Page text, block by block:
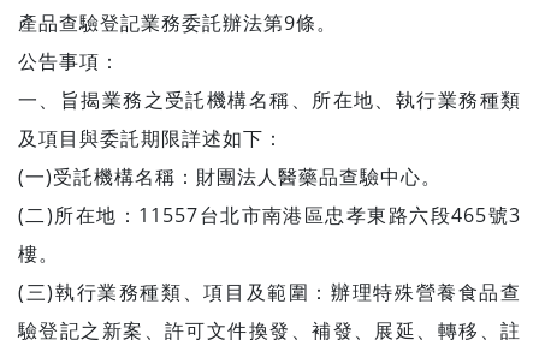
產品查驗登記業務委託辦法第9條。
公告事項：
一、旨揭業務之受託機構名稱、所在地、執行業務種類
及項目與委託期限詳述如下：
(一)受託機構名稱：財團法人醫藥品查驗中心。
(二)所在地：11557台北市南港區忠孝東路六段465號3
樓。
(三)執行業務種類、項目及範圍：辦理特殊營養食品查
驗登記之新案、許可文件換發、補發、展延、轉移、註